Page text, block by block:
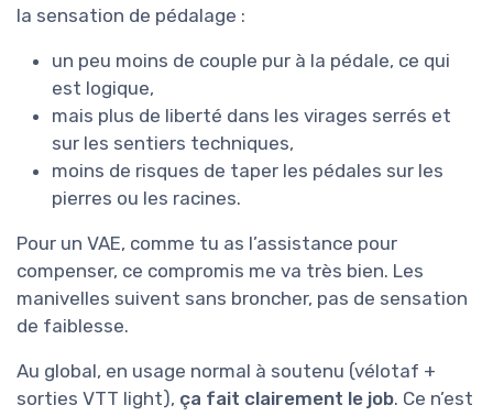
la sensation de pédalage :
un peu moins de couple pur à la pédale, ce qui
est logique,
mais plus de liberté dans les virages serrés et
sur les sentiers techniques,
moins de risques de taper les pédales sur les
pierres ou les racines.
Pour un VAE, comme tu as l’assistance pour
compenser, ce compromis me va très bien. Les
manivelles suivent sans broncher, pas de sensation
de faiblesse.
Au global, en usage normal à soutenu (vélotaf +
sorties VTT light), ça fait clairement le job. Ce n’est